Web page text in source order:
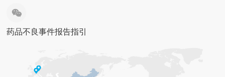
药品不良事件报告指引